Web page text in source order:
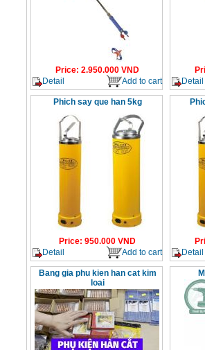
Price: 2.950.000 VND
Detail
Add to cart
Detail
Phich say que han 5kg
Price: 950.000 VND
Detail
Add to cart
Detail
Bang gia phu kien han cat kim
loai